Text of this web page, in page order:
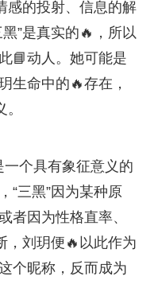
感的投射、信息的解
”是真实的🔥，所以
📘动人。她可能是
生命中的🔥存在，
一个具有象征意义的
“三黑”因为某种原
者因为性格直率、
，刘玥便🔥以此作为
个昵称，反而成为